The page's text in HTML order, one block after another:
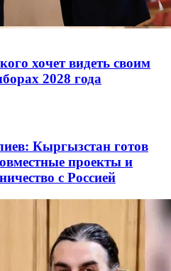
хочет видеть своим
2028 года
Кыргызстан готов
проекты и
с Россией